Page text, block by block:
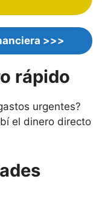
>>>
rápido
urgentes?
el dinero directo